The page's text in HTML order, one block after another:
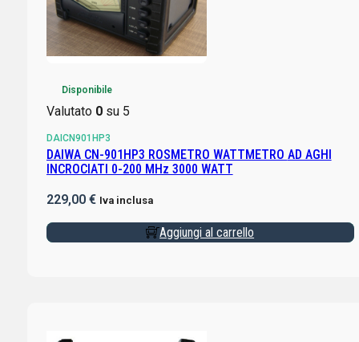
Disponibile
Valutato 0su 5
DAICN901HP3
DAIWA CN-901HP3 ROSMETRO WATTMETRO AD AGHI
INCROCIATI 0-200 MHz 3000 WATT
229,00 € Iva inclusa
Aggiungi al carrello